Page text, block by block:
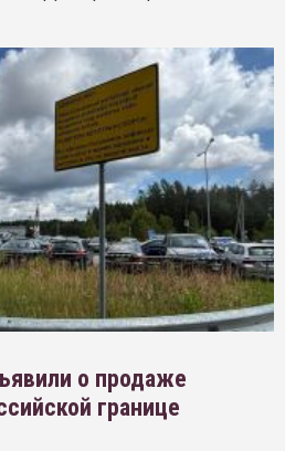
о продаже
границе